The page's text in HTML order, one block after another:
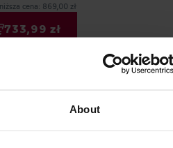
About
cena: 869,00 zł
733,99 zł